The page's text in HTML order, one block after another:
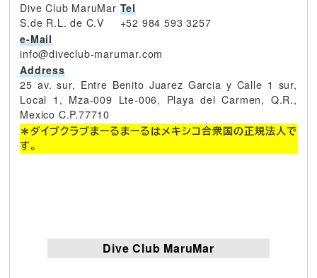
Dive Club MaruMar
S.de R.L. de C.V
Tel
+52 984 593 3257
e-Mail
info@diveclub-marumar.com
Address
25 av. sur, Entre Benito Juarez Garcia y Calle 1 sur,
Local 1, Mza-009 Lte-006, Playa del Carmen, Q.R.,
Mexico C.P.77710
＊ダイブクラブまーるまーるはメキシコ合衆国の正規法人で
す。
Dive Club MaruMar